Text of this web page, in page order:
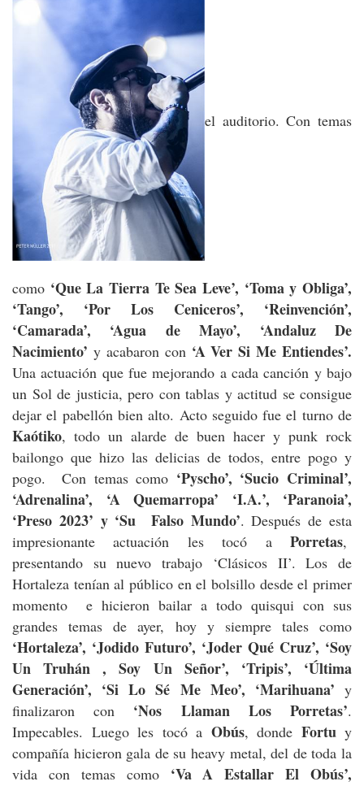
el auditorio. Con temas
como ‘Que La Tierra Te Sea Leve’, ‘Toma y Obliga’,
‘Tango’, ‘Por Los Ceniceros’, ‘Reinvención’,
‘Camarada’, ‘Agua de Mayo’, ‘Andaluz De
Nacimiento’ y acabaron con ‘A Ver Si Me Entiendes’.
Una actuación que fue mejorando a cada canción y bajo
un Sol de justicia, pero con tablas y actitud se consigue
dejar el pabellón bien alto. Acto seguido fue el turno de
Kaótiko, todo un alarde de buen hacer y punk rock
bailongo que hizo las delicias de todos, entre pogo y
pogo. Con temas como ‘Pyscho’, ‘Sucio Criminal’,
‘Adrenalina’, ‘A Quemarropa’ ‘I.A.’, ‘Paranoia’,
‘Preso 2023’ y ‘Su Falso Mundo’. Después de esta
impresionante actuación les tocó a Porretas,
presentando su nuevo trabajo ‘Clásicos II’. Los de
Hortaleza tenían al público en el bolsillo desde el primer
momento e hicieron bailar a todo quisqui con sus
grandes temas de ayer, hoy y siempre tales como
‘Hortaleza’, ‘Jodido Futuro’, ‘Joder Qué Cruz’, ‘Soy
Un Truhán , Soy Un Señor’, ‘Tripis’, ‘Última
Generación’, ‘Si Lo Sé Me Meo’, ‘Marihuana’ y
finalizaron con ‘Nos Llaman Los Porretas’.
Impecables. Luego les tocó a Obús, donde Fortuy
compañía hicieron gala de su heavy metal, del de toda la
vida con temas como ‘Va A Estallar El Obús’,